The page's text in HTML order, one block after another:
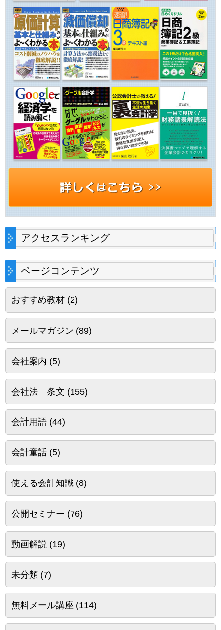
アクセスランキング
ページコンテンツ
おすすめ教材(2)
メールマガジン (89)
会社案内 (5)
会社法 条文 (155)
会計用語(44)
会計童話(5)
使える会計知識(8)
公開セミナー (76)
動画解説 (19)
未分類(7)
無料メール講座 (114)